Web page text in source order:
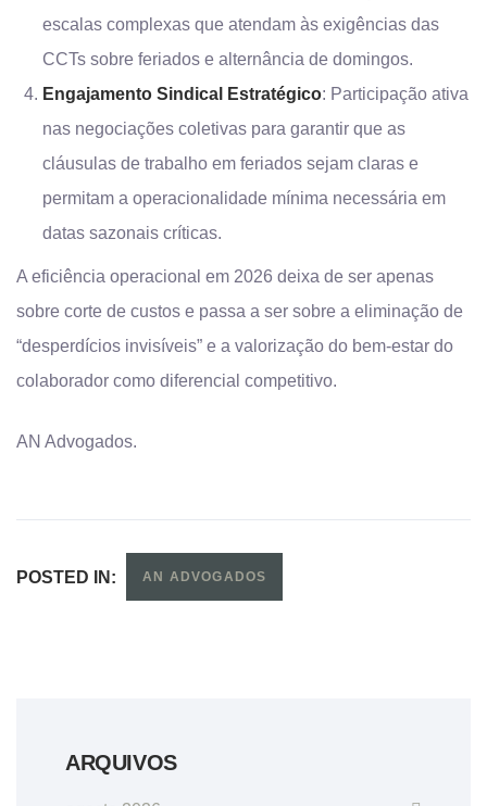
escalas complexas que atendam às exigências das
CCTs sobre feriados e alternância de domingos.
Engajamento Sindical Estratégico: Participação ativa
nas negociações coletivas para garantir que as
cláusulas de trabalho em feriados sejam claras e
permitam a operacionalidade mínima necessária em
datas sazonais críticas.
A eficiência operacional em 2026 deixa de ser apenas
sobre corte de custos e passa a ser sobre a eliminação de
“desperdícios invisíveis” e a valorização do bem-estar do
colaborador como diferencial competitivo.
AN Advogados.
POSTED IN: AN ADVOGADOS
ARQUIVOS